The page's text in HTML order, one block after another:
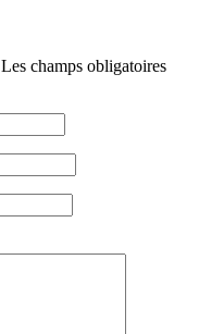
Les champs obligatoires